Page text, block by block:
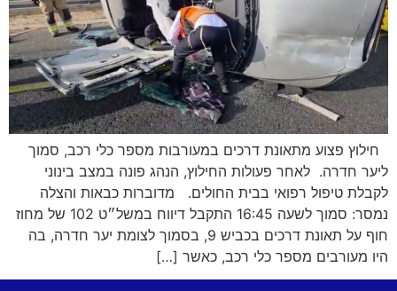
חילוץ פצוע מתאונת דרכים במעורבות מספר כלי רכב, סמוך
ליער חדרה. לאחר פעולות החילוץ, הנהג פונה במצב בינוני
לקבלת טיפול רפואי בבית החולים. מדוברות כבאות והצלה
נמסר: סמוך לשעה 16:45 התקבל דיווח במשל״ט 102 של מחוז
חוף על תאונת דרכים בכביש 9, בסמוך לצומת יער חדרה, בה
היו מעורבים מספר כלי רכב, כאשר […]